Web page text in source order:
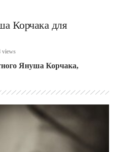
Корчака для
views
Януша Корчака,